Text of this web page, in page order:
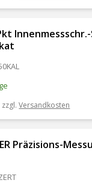
zzgl.Versandkosten
Präzisions-